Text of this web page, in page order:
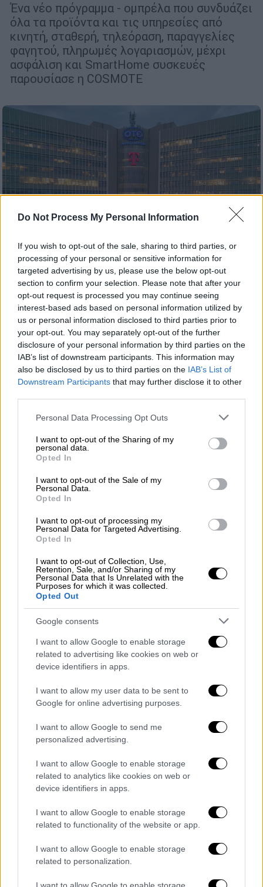
Do Not Process My Personal Information
If you wish to opt-out of the sale, sharing to third parties, or
processing of your personal or sensitive information for
targeted advertising by us, please use the below opt-out
section to confirm your selection. Please note that after your
opt-out request is processed you may continue seeing
interest-based ads based on personal information utilized by
us or personal information disclosed to third parties prior to
your opt-out. You may separately opt-out of the further
disclosure of your personal information by third parties on the
IAB’s list of downstream participants. This information may
also be disclosed by us to third parties on the IAB’s List of
Downstream Participants that may further disclose it to other
Please note that this website/app uses one or more Google
not limited to your visit or usage behaviour. You may click to
grant or deny consent to Google and its third-party tags to
use your data for below specified purposes in below Google
consent section.
Personal Data Processing Opt Outs
I want to opt-out of the Sharing of my
personal data.
Opted In
I want to opt-out of the Sale of my
Personal Data.
Opted In
I want to opt-out of processing my
Personal Data for Targeted Advertising.
Opted In
I want to opt-out of Collection, Use,
Retention, Sale, and/or Sharing of my
Personal Data that Is Unrelated with the
Purposes for which it was collected.
Opted Out
Google consents
I want to allow Google to enable storage
related to advertising like cookies on web or
device identifiers in apps.
I want to allow my user data to be sent to
Google for online advertising purposes.
I want to allow Google to send me
personalized advertising.
I want to allow Google to enable storage
related to analytics like cookies on web or
device identifiers in apps.
I want to allow Google to enable storage
related to functionality of the website or app.
I want to allow Google to enable storage
related to personalization.
Ένα νέο πρόγραμμα - ομπρέλα που συνδυάζει
όλα τα προϊόντα και τις υπηρεσίες από
κινητή, σταθερή, τηλεόραση, παραγγελίες
φαγητού, πληρωμές λογαριασμών, μέχρι
ασφάλιση και SmartHome συσκευές
παρουσίασε η COSMOTE
Οικονομία|15.05.2025 08:50
ΟΤΕ: Δυναμικό ξεκίνημα στο Α΄ τρίμηνο
της χρονιάς
Πλέον το βλέμμα της διοίκησης της
εταιρείας είναι στραμμένο στο πρόσφατο
λανσάρισμα της νέας εμπορικής ταυτότητας
COSMOTE με την TELEKOM
Τεχνολογία|24.04.2025 21:30
Νέα εποχή για την COSMOTE που ενώνει
τις δυνάμεις της με την TELEKOM
Με τη δημιουργία της Cosmote Telekom, η
Ελλάδα ένα βήμα πιο κοντά στην κορυφή του
ψηφιακού μετασχηματισμού